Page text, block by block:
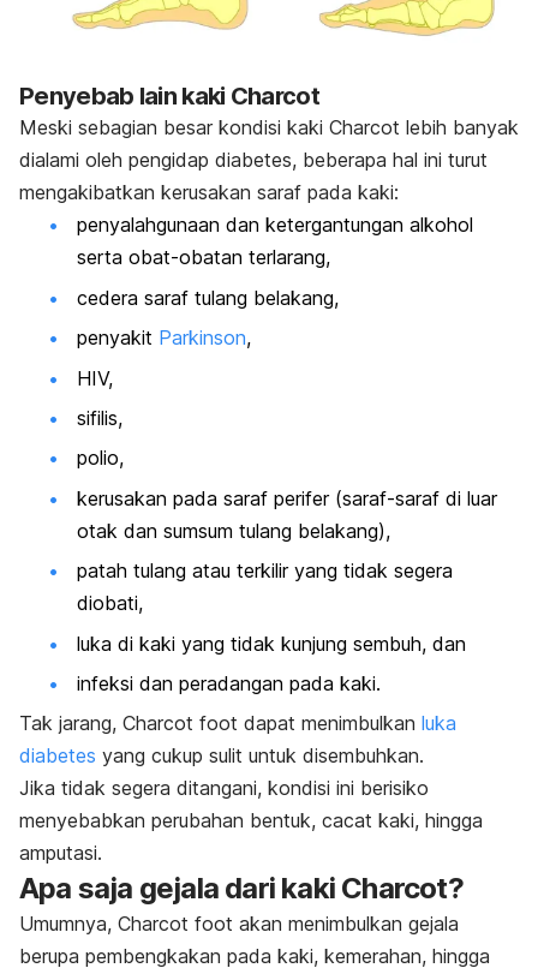
Penyebab lain kaki Charcot
Meski sebagian besar kondisi kaki Charcot lebih banyak
dialami oleh pengidap diabetes, beberapa hal ini turut
mengakibatkan kerusakan saraf pada kaki:
penyalahgunaan dan ketergantungan alkohol
serta obat-obatan terlarang,
cedera saraf tulang belakang,
penyakit Parkinson,
HIV,
sifilis,
polio,
kerusakan pada saraf perifer (saraf-saraf di luar
otak dan sumsum tulang belakang),
patah tulang atau terkilir yang tidak segera
diobati,
luka di kaki yang tidak kunjung sembuh, dan
infeksi dan peradangan pada kaki.
Tak jarang, Charcot foot dapat menimbulkan luka
diabetes yang cukup sulit untuk disembuhkan.
Jika tidak segera ditangani, kondisi ini berisiko
menyebabkan perubahan bentuk, cacat kaki, hingga
amputasi.
Apa saja gejala dari kaki Charcot?
Umumnya, Charcot foot akan menimbulkan gejala
berupa pembengkakan pada kaki, kemerahan, hingga